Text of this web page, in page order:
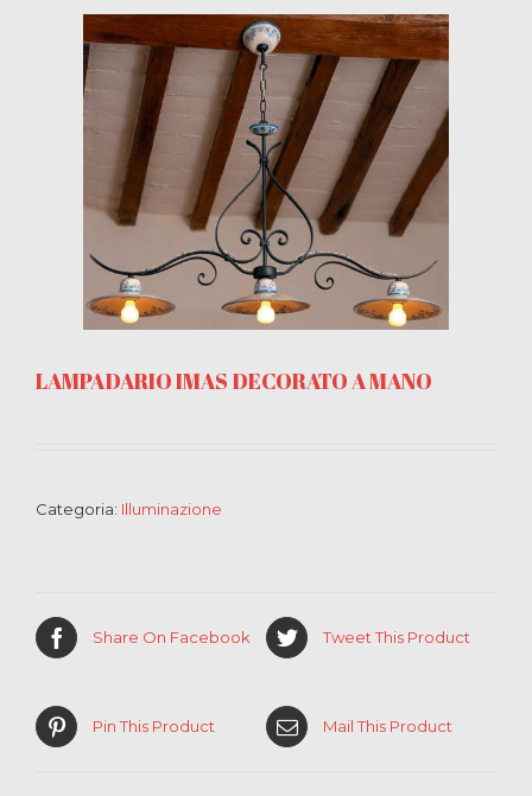
LAMPADARIO IMAS DECORATO A MANO
Categoria: Illuminazione
Share On Facebook Tweet This Product
Pin This Product Mail This Product